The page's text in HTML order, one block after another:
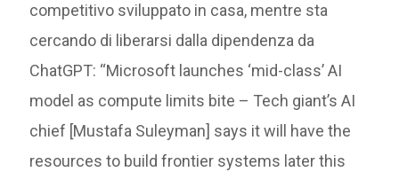
competitivo sviluppato in casa, mentre sta
cercando di liberarsi dalla dipendenza da
ChatGPT: “Microsoft launches ‘mid-class’ AI
model as compute limits bite – Tech giant’s AI
chief [Mustafa Suleyman] says it will have the
resources to build frontier systems later this